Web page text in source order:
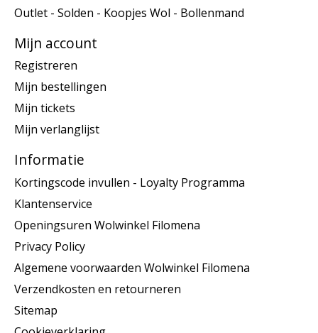
Outlet - Solden - Koopjes Wol - Bollenmand
Mijn account
Registreren
Mijn bestellingen
Mijn tickets
Mijn verlanglijst
Informatie
Kortingscode invullen - Loyalty Programma
Klantenservice
Openingsuren Wolwinkel Filomena
Privacy Policy
Algemene voorwaarden Wolwinkel Filomena
Verzendkosten en retourneren
Sitemap